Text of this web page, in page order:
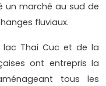
un marché au sud de
fluviaux.
lac Thai Cuc et de la
ont entrepris la
tous les